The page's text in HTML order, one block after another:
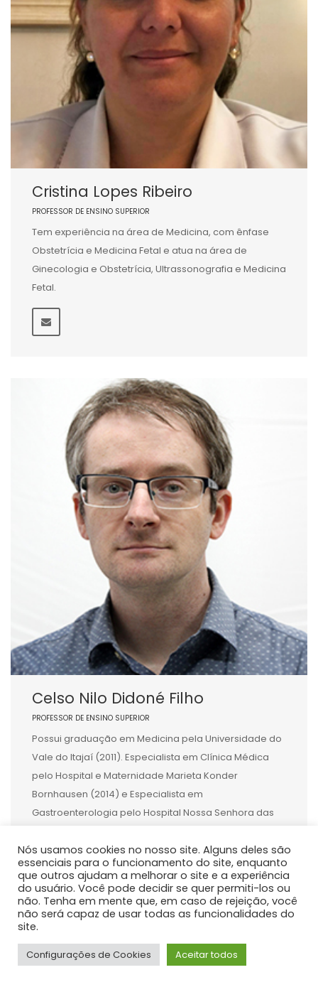
Cristina Lopes Ribeiro
PROFESSOR DE ENSINO SUPERIOR
Tem experiência na área de Medicina, com ênfase
Obstetrícia e Medicina Fetal e atua na área de
Ginecologia e Obstetrícia, Ultrassonografia e Medicina
Fetal.
Celso Nilo Didoné Filho
PROFESSOR DE ENSINO SUPERIOR
Possui graduação em Medicina pela Universidade do
Vale do Itajaí (2011). Especialista em Clínica Médica
pelo Hospital e Maternidade Marieta Konder
Bornhausen (2014) e Especialista em
Gastroenterologia pelo Hospital Nossa Senhora das
Hepatologia desde 2018. Mestre e Doutor em Medicina
Interna pelo Hospital de Clínicas da Universidade
Federal […]
Nós usamos cookies no nosso site. Alguns deles são
essenciais para o funcionamento do site, enquanto
que outros ajudam a melhorar o site e a experiência
do usuário. Você pode decidir se quer permiti-los ou
não. Tenha em mente que, em caso de rejeição, você
não será capaz de usar todas as funcionalidades do
site.
Configurações de Cookies Aceitar todos